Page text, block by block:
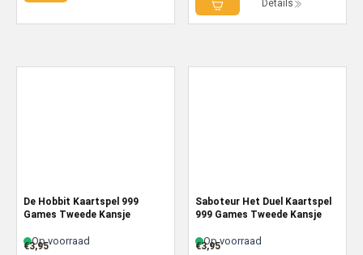
Details
De Hobbit Kaartspel 999
Games Tweede Kansje
Op voorraad
€3,95
Saboteur Het Duel Kaartspel
999 Games Tweede Kansje
Op voorraad
€3,95